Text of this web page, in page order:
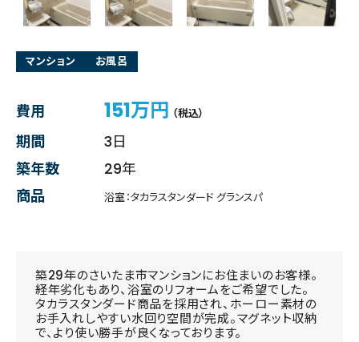
マンション お風呂
費用 151万円 （税込）
期間
3日
築年数
29年
商品
浴室：タカラスタンダード グランスパ
築29年のさいたま市マンションにお住まいのお客様。
経年劣化もあり、浴室のリフォームをご希望でした。
タカラスタンダード商品を採用され、ホーロー素材の
お手入れしやすい水回り空間が完成。マグネット収納
で、より使い勝手が良くなっております。